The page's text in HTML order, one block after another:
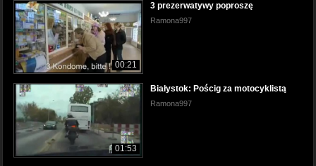
00:21
3 prezerwatywy poproszę
Ramona997
01:53
Białystok: Pościg za motocyklistą
Ramona997